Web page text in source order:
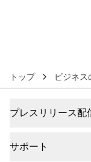
トップ ビジネ
プレスリリース配
サポート